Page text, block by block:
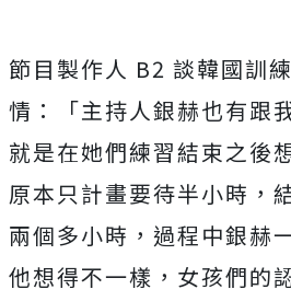
節目製作人 B2 談韓國訓
情：「主持人銀赫也有跟
就是在她們練習結束之後
原本只計畫要待半小時，
兩個多小時， 過程中銀赫
他想得不一樣， 女孩們的